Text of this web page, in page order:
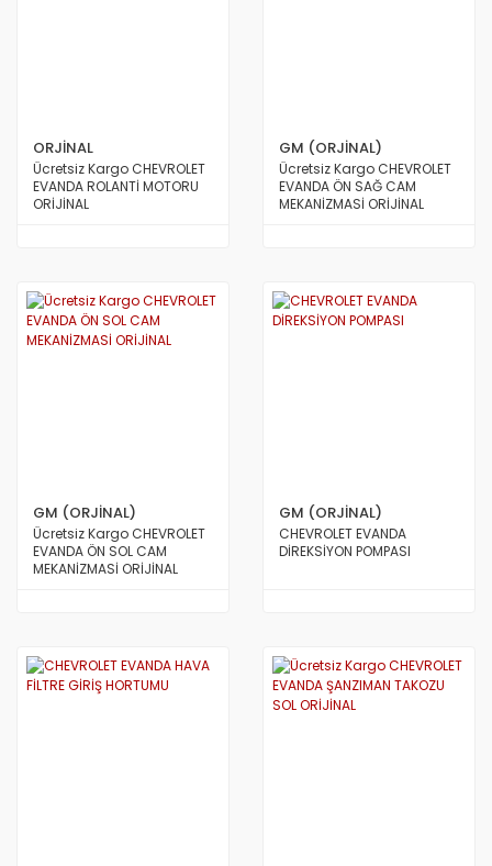
ORJİNAL
Ücretsiz Kargo CHEVROLET
EVANDA ROLANTİ MOTORU
ORİJİNAL
GM (ORJİNAL)
Ücretsiz Kargo CHEVROLET
EVANDA ÖN SAĞ CAM
MEKANİZMASİ ORİJİNAL
GM (ORJİNAL)
Ücretsiz Kargo CHEVROLET
EVANDA ÖN SOL CAM
MEKANİZMASİ ORİJİNAL
GM (ORJİNAL)
CHEVROLET EVANDA
DİREKSİYON POMPASI